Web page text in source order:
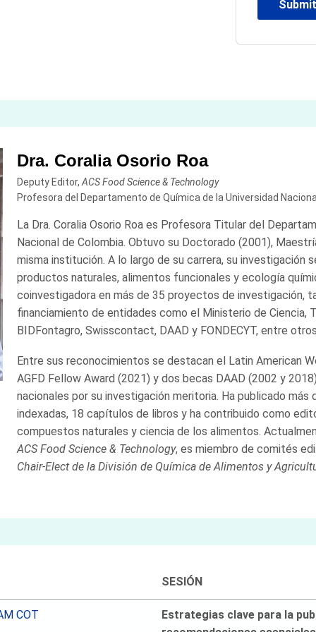
Dra. Coralia Osorio Roa
Deputy Editor, ACS Food Science & Technology
Profesora del Departamento de Química de la Universidad
La Dra. Coralia Osorio Roa es Profesora Titular del
Nacional de Colombia. Obtuvo su Doctorado (2001),
misma institución. A lo largo de su carrera, su investigación
productos naturales, alimentos funcionales y ecología
coinvestigadora en más de 35 proyectos de investigación,
financiamiento de entidades como el Ministerio de Ciencia,
BIDFontagro, Swisscontact, DAAD y FONDECYT, entre
Entre sus reconocimientos se destacan el Latin American
AGFD Fellow Award (2021) y dos becas DAAD (2002 y
nacionales por su investigación meritoria. Ha publicado
indexadas, 18 capítulos de libros y ha contribuido como
compuestos naturales y ciencia de los alimentos.
ACS Food Science & Technology, es miembro de comités
Chair-Elect de la División de Química de Alimentos y
SESIÓN
COT
Estrategias clave para la